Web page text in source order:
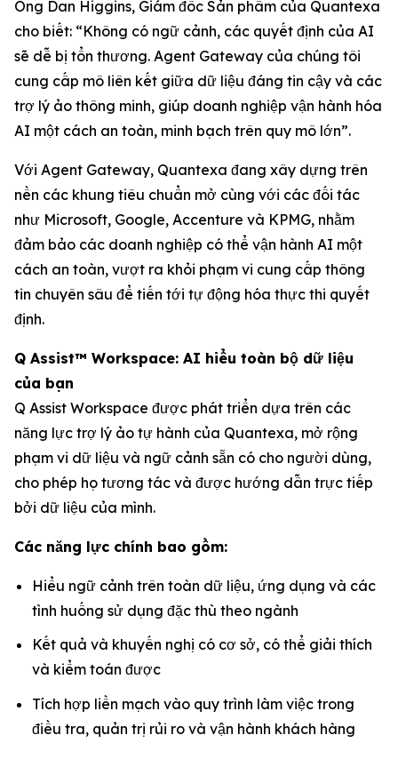
Ông Dan Higgins, Giám đốc Sản phẩm của Quantexa
cho biết: “Không có ngữ cảnh, các quyết định của AI
sẽ dễ bị tổn thương. Agent Gateway của chúng tôi
cung cấp mô liên kết giữa dữ liệu đáng tin cậy và các
trợ lý ảo thông minh, giúp doanh nghiệp vận hành hóa
AI một cách an toàn, minh bạch trên quy mô lớn”.
Với Agent Gateway, Quantexa đang xây dựng trên
nền các khung tiêu chuẩn mở cùng với các đối tác
như Microsoft, Google, Accenture và KPMG, nhằm
đảm bảo các doanh nghiệp có thể vận hành AI một
cách an toàn, vượt ra khỏi phạm vi cung cấp thông
tin chuyên sâu để tiến tới tự động hóa thực thi quyết
định.
Q Assist™ Workspace: AI hiểu toàn bộ dữ liệu
của bạn
Q Assist Workspace được phát triển dựa trên các
năng lực trợ lý ảo tự hành của Quantexa, mở rộng
phạm vi dữ liệu và ngữ cảnh sẵn có cho người dùng,
cho phép họ tương tác và được hướng dẫn trực tiếp
bởi dữ liệu của mình.
Các năng lực chính bao gồm:
Hiểu ngữ cảnh trên toàn dữ liệu, ứng dụng và các
tình huống sử dụng đặc thù theo ngành
Kết quả và khuyến nghị có cơ sở, có thể giải thích
và kiểm toán được
Tích hợp liền mạch vào quy trình làm việc trong
điều tra, quản trị rủi ro và vận hành khách hàng